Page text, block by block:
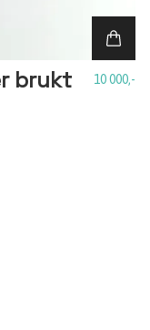
brukt 10 000,-